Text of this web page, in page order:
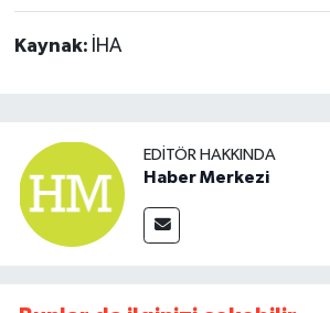
Kaynak: İHA
EDITÖR HAKKINDA
Haber Merkezi